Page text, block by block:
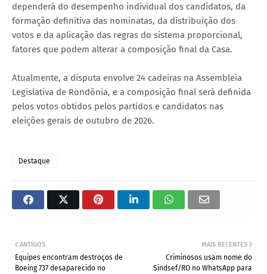
dependerá do desempenho individual dos candidatos, da
formação definitiva das nominatas, da distribuição dos
votos e da aplicação das regras do sistema proporcional,
fatores que podem alterar a composição final da Casa.
Atualmente, a disputa envolve 24 cadeiras na Assembleia
Legislativa de Rondônia, e a composição final será definida
pelos votos obtidos pelos partidos e candidatos nas
eleições gerais de outubro de 2026.
Destaque
MAIS RECENTES
Criminosos usam nome do
Sindsef/RO no WhatsApp para
ANTIGOS
Equipes encontram destroços de
Boeing 737 desaparecido no